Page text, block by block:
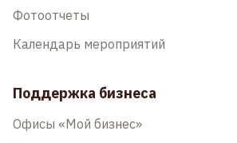
Фотоотчеты
Календарь мероприятий
Поддержка бизнеса
Офисы «Мой бизнес»